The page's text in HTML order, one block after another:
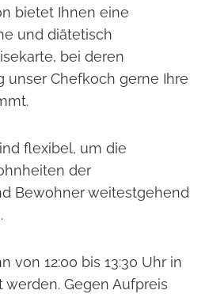
bietet Ihnen eine
und diätetisch
bei deren
unser Chefkoch gerne Ihre
flexibel, um die
der
Bewohner weitestgehend
von 12:00 bis 13:30 Uhr in
Gegen Aufpreis